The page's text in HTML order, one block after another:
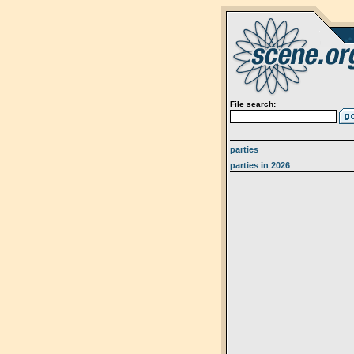
File search:
parties
parties in 2026